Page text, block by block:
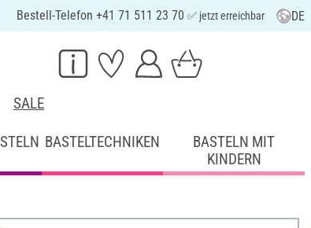
Bestell-Telefon +41 71 511 23 70 ✅ jetzt erreichbar DE
SALE
BASTELTECHNIKEN
BASTELN MIT
KINDERN